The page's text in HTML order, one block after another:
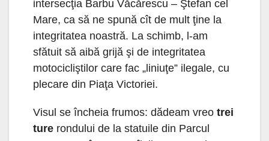
intersecţia Barbu Văcărescu – Ştefan cel
Mare, ca să ne spună cît de mult ţine la
integritatea noastră. La schimb, l-am
sfătuit să aibă grijă şi de integritatea
motocicliştilor care fac „liniuţe” ilegale, cu
plecare din Piaţa Victoriei.
Visul se încheia frumos: dădeam vreo trei
ture rondului de la statuile din Parcul